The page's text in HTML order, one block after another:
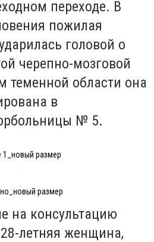
переходе. В
пожилая
головой о
черепно-мозговой
теменной области она
в
№ 5.
1_новый размер
размер
на консультацию
летняя женщина,